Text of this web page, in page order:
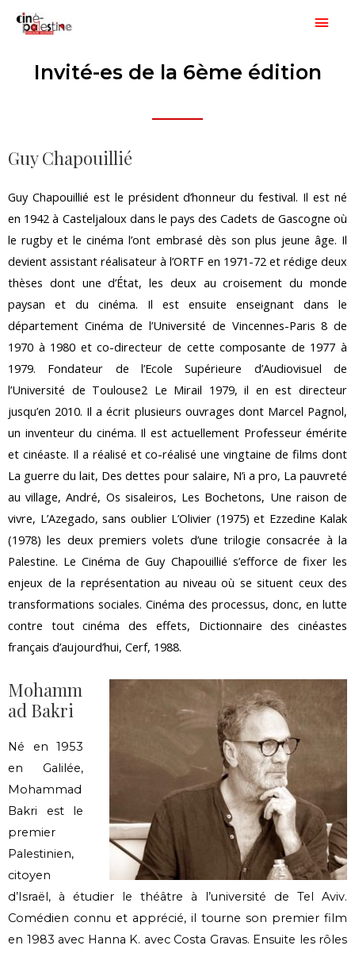
Aller
Invité-es de la 6ème édition
Guy Chapouillié
Guy Chapouillié est le président d’honneur du festival. Il est né
en 1942 à Casteljaloux dans le pays des Cadets de Gascogne où
le rugby et le cinéma l’ont embrasé dès son plus jeune âge. Il
devient assistant réalisateur à l’ORTF en 1971-72 et rédige deux
thèses dont une d’État, les deux au croisement du monde
paysan et du cinéma. Il est ensuite enseignant dans le
département Cinéma de l’Université de Vincennes-Paris 8 de
1970 à 1980 et co-directeur de cette composante de 1977 à
1979. Fondateur de l’Ecole Supérieure d’Audiovisuel de
l’Université de Toulouse2 Le Mirail 1979, il en est directeur
jusqu’en 2010. Il a écrit plusieurs ouvrages dont Marcel Pagnol,
un inventeur du cinéma. Il est actuellement Professeur émérite
et cinéaste. Il a réalisé et co-réalisé une vingtaine de films dont
La guerre du lait, Des dettes pour salaire, N’i a pro, La pauvreté
au village, André, Os sisaleiros, Les Bochetons, Une raison de
vivre, L’Azegado, sans oublier L’Olivier (1975) et Ezzedine Kalak
(1978) les deux premiers volets d’une trilogie consacrée à la
Palestine. Le Cinéma de Guy Chapouillié s’efforce de fixer les
enjeux de la représentation au niveau où se situent ceux des
transformations sociales. Cinéma des processus, donc, en lutte
contre tout cinéma des effets, Dictionnaire des cinéastes
français d’aujourd’hui, Cerf, 1988.
Mohamm
ad Bakri
Né en 1953
en Galilée,
Mohammad
Bakri est le
premier
Palestinien,
citoyen
d’Israël, à étudier le théâtre à l’université de Tel Aviv.
Comédien connu et apprécié, il tourne son premier film
en 1983 avec Hanna K. avec Costa Gravas. Ensuite les rôles